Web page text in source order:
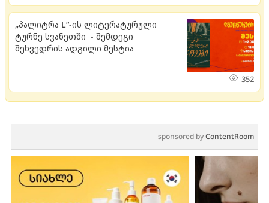
„პალიტრა L“-ის ლიტერატურული
ტურნე სვანეთში - შემდეგი
შეხვედრის ადგილი მესტია
352
sponsored byContentRoom